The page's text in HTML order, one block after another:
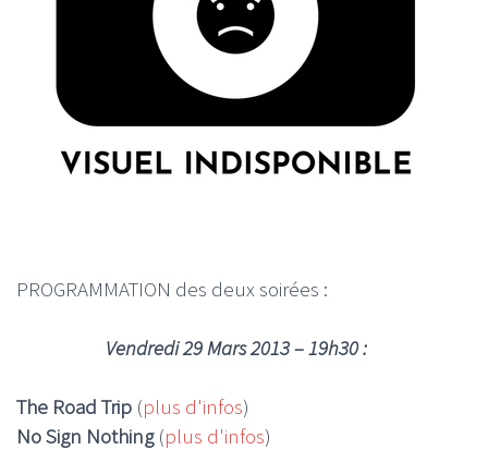
PROGRAMMATION des deux soirées :
Vendredi 29 Mars 2013 – 19h30 :
The Road Trip (plus d'infos)
No Sign Nothing(plus d'infos)